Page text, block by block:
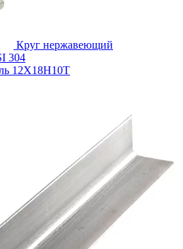
Круг нержавеющий
304
12Х18Н10Т